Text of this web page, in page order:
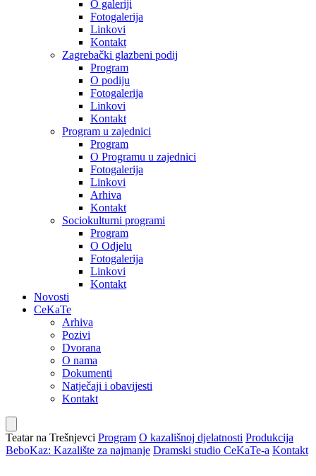
O galeriji
Fotogalerija
Linkovi
Kontakt
Zagrebački glazbeni podij
Program
O podiju
Fotogalerija
Linkovi
Kontakt
Program u zajednici
Program
O Programu u zajednici
Fotogalerija
Linkovi
Arhiva
Kontakt
Sociokulturni programi
Program
O Odjelu
Fotogalerija
Linkovi
Kontakt
Novosti
CeKaTe
Arhiva
Pozivi
Dvorana
O nama
Dokumenti
Natječaji i obavijesti
Kontakt
Teatar na Trešnjevci Program O kazališnoj djelatnosti Produkcija
BeboKaz: Kazalište za najmanje Dramski studio CeKaTe-a Kontakt